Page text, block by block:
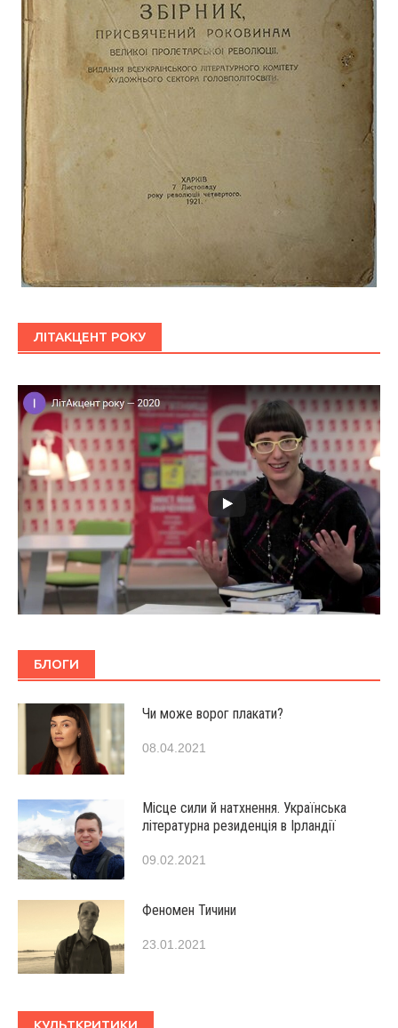
ЛІТАКЦЕНТ РОКУ
БЛОГИ
Чи може ворог плакати?
08.04.2021
Місце сили й натхнення. Українська
літературна резиденція в Ірландії
09.02.2021
Феномен Тичини
23.01.2021
КУЛЬТКРИТИКИ